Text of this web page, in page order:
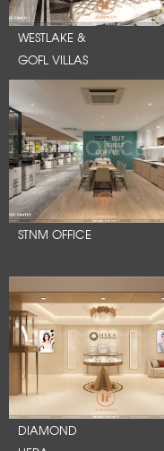
WESTLAKE &
GOFL VILLAS
STNM OFFICE
DIAMOND